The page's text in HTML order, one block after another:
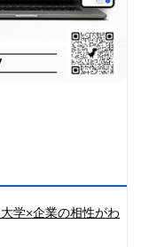
学×企業の相性がわ